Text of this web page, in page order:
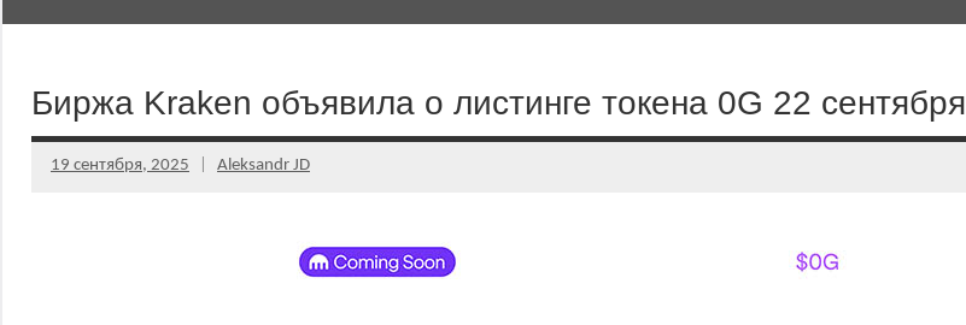
Биржа Kraken объявила о листинге токена 0G 22 сентября
19 сентября, 2025 Aleksandr JD